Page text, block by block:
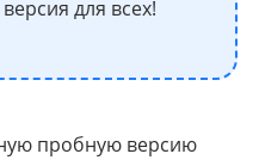
для всех!
пробную версию